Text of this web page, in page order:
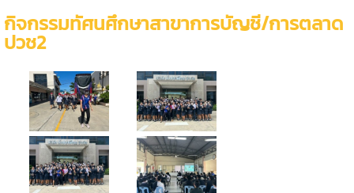
กิจกรรมทัศนศึกษาสาขาการบัญชี/การตลาด
ปวช2